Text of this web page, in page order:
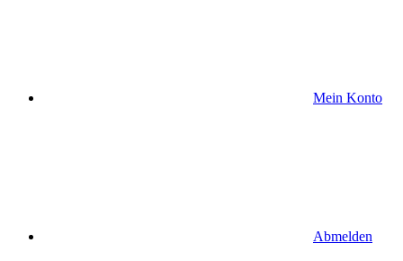
Mein Konto
Abmelden